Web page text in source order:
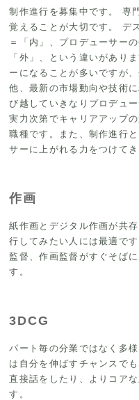
制作進行を募集中です。
専
覚えることが大切です。
デ
＝「内」、プロデューサー
「外」、という違いがあり
ーになることが多いですが
他、最新の市場動向や技術
び越していきなりプロデュ
実力次第でキャリアアップ
職種です。また、制作進行
サーに上がれる力をつけてき
作画
紙作画とデジタル作画が共
行してみたい人には最適です
監督、作画監督がすぐそば
す。
3DCG
パート毎の分業ではなく多
は自分を伸ばすチャンスで
直接話をしたり、よりコア
す。